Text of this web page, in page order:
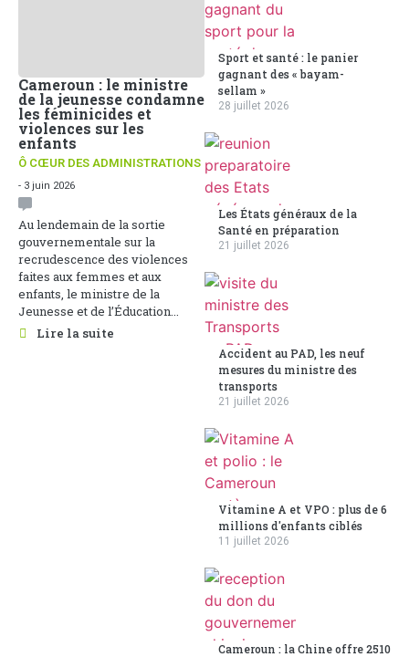
Cameroun : le ministre
de la jeunesse condamne
les féminicides et
violences sur les
enfants
Ô CŒUR DES ADMINISTRATIONS
- 3 juin 2026
Au lendemain de la sortie
gouvernementale sur la
recrudescence des violences
faites aux femmes et aux
enfants, le ministre de la
Jeunesse et de l’Éducation...
Lire la suite
Sport et santé : le panier
gagnant des « bayam-
sellam »
28 juillet 2026
Les États généraux de la
Santé en préparation
21 juillet 2026
Accident au PAD, les neuf
mesures du ministre des
transports
21 juillet 2026
Vitamine A et VPO : plus de 6
millions d'enfants ciblés
11 juillet 2026
Cameroun : la Chine offre 2510